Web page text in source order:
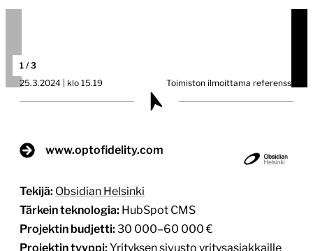
1 / 3
25.3.2024 | klo 15.19
Toimiston ilmoittama referenssi
www.optofidelity.com
Tekijä: Obsidian Helsinki
Tärkein teknologia: HubSpot CMS
Projektin budjetti: 30 000–60 000 €
Projektin tyyppi: Yrityksen sivusto yritysasiakkaille